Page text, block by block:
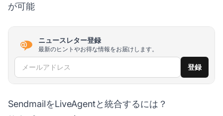
が可能
ニュースレター登録
最新のヒントやお得な情報をお届けします。
メールアドレス 登録
SendmailをLiveAgentと統合するには？